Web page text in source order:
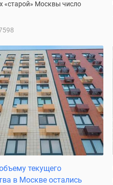
«старой» Москвы число
текущего
в Москве остались